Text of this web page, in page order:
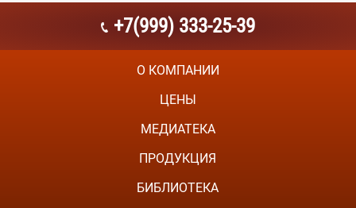
+7(999) 333-25-39
О КОМПАНИИ
ЦЕНЫ
МЕДИАТЕКА
ПРОДУКЦИЯ
БИБЛИОТЕКА